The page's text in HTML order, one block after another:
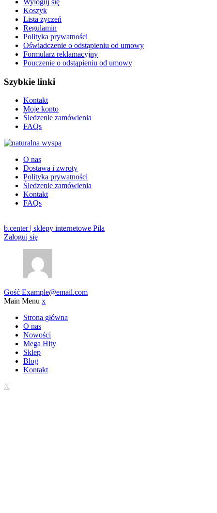
Wyloguj się
Koszyk
Lista życzeń
Regulamin
Polityka prywatności
Oświadczenie o odstąpieniu od umowy
Formularz reklamacyjny
Pouczenie o odstąpieniu od umowy
Szybkie linki
Kontakt
Moje konto
Śledzenie zamówienia
FAQs
O nas
Dostawa i zwroty
Polityka prywatności
Śledzenie zamówienia
Kontakt
FAQs
b.center | sklepy internetowe Piła
Zaloguj się
Gość Example@email.com
Main Menu x
Strona główna
O nas
Nowości
Mega Hity
Sklep
Blog
Kontakt
X